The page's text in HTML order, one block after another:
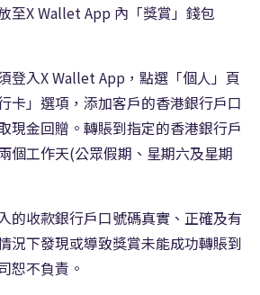
至X Wallet App 內「獎賞」錢包
登入X Wallet App，點選「個人」頁
卡」選項，添加客戶的香港銀行戶口
現金回贈。轉賬到指定的香港銀行戶
個工作天(公眾假期、星期六及星期
的收款銀行戶口號碼真實、正確及有
況下發現或導致獎賞未能成功轉賬到
恕不負責。